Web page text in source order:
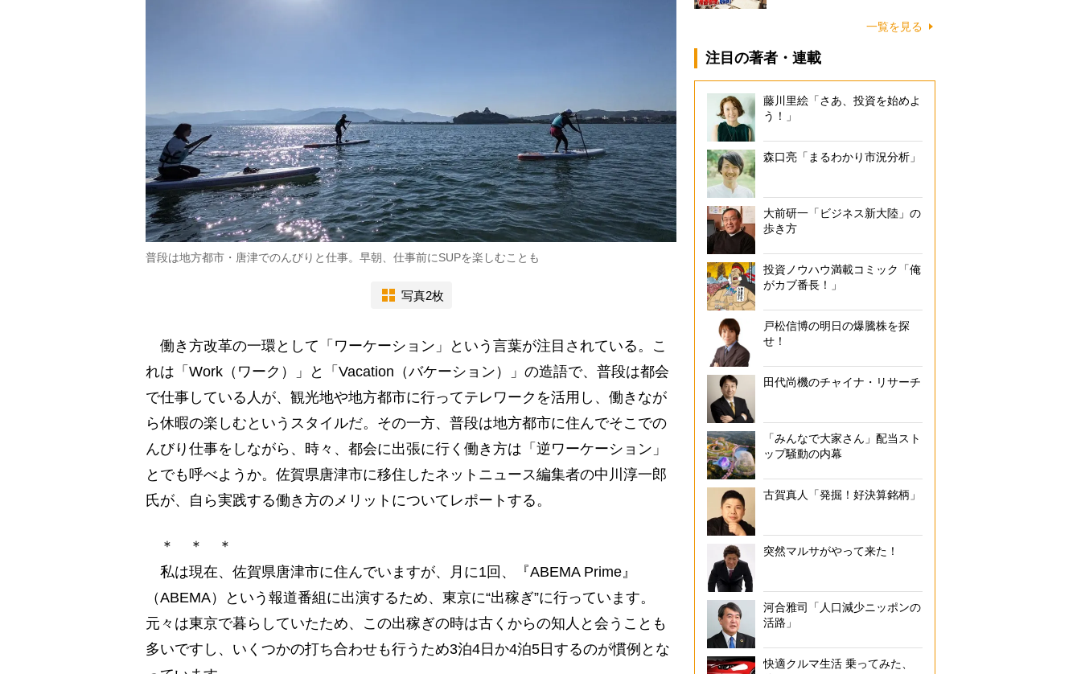
普段は地方都市・唐津でのんびりと仕事。早朝、仕事前にSUPを楽しむことも
写真2枚
働き方改革の一環として「ワーケーション」という言葉が注目されている。こ
れは「Work（ワーク）」と「Vacation（バケーション）」の造語で、普段は都会
で仕事している人が、観光地や地方都市に行ってテレワークを活用し、働きなが
ら休暇の楽しむというスタイルだ。その一方、普段は地方都市に住んでそこでの
んびり仕事をしながら、時々、都会に出張に行く働き方は「逆ワーケーション」
とでも呼べようか。佐賀県唐津市に移住したネットニュース編集者の中川淳一郎
氏が、自ら実践する働き方のメリットについてレポートする。
＊ ＊ ＊
私は現在、佐賀県唐津市に住んでいますが、月に1回、『ABEMA Prime』
（ABEMA）という報道番組に出演するため、東京に“出稼ぎ”に行っています。
元々は東京で暮らしていたため、この出稼ぎの時は古くからの知人と会うことも
多いですし、いくつかの打ち合わせも行うため3泊4日か4泊5日するのが慣例とな
一覧を見る
注目の著者・連載
藤川里絵「さあ、投資を始めよ
う！」
森口亮「まるわかり市況分析」
大前研一「ビジネス新大陸」の
歩き方
投資ノウハウ満載コミック「俺
がカブ番長！」
戸松信博の明日の爆騰株を探
せ！
田代尚機のチャイナ・リサーチ
「みんなで大家さん」配当スト
ップ騒動の内幕
古賀真人「発掘！好決算銘柄」
突然マルサがやって来た！
河合雅司「人口減少ニッポンの
活路」
快適クルマ生活 乗ってみた、